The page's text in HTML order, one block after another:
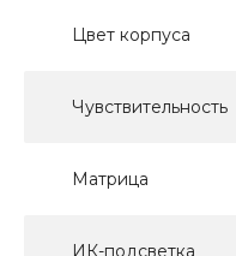
Цвет корпуса
Чувствительность
Матрица
ИК-подсветка